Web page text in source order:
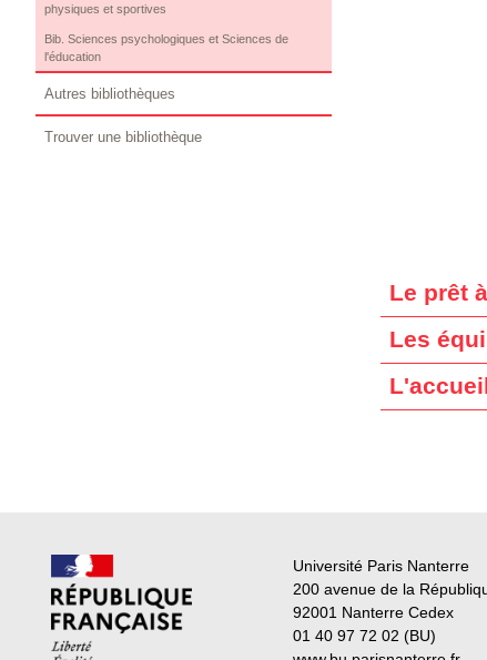
Le prêt
Les
physiques et sportives
Bib. Sciences psychologiques et Sciences de
l'éducation
Autres bibliothèques
Trouver une bibliothèque
Université Paris Nanterre
200 avenue de la
92001 Nanterre Cedex
01 40 97 72 02 (BU)